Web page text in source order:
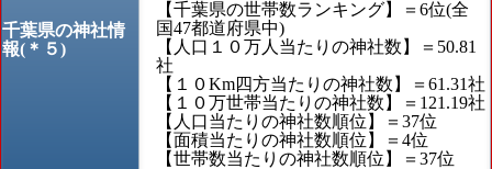
千葉県の神社情
報(＊５)
【千葉県の世帯数ランキング】＝6位(全
国47都道府県中)
【人口１０万人当たりの神社数】＝50.81
社
【１０Km四方当たりの神社数】＝61.31社
【１０万世帯当たりの神社数】＝121.19社
【人口当たりの神社数順位】＝37位
【面積当たりの神社数順位】＝4位
【世帯数当たりの神社数順位】＝37位